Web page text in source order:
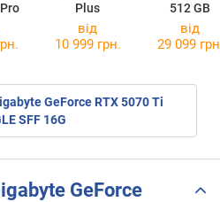
Plus
512 GB
від
10 999 грн.
від
29 099
GeForce RTX 5070 Ti
SFF 16G
GeForce